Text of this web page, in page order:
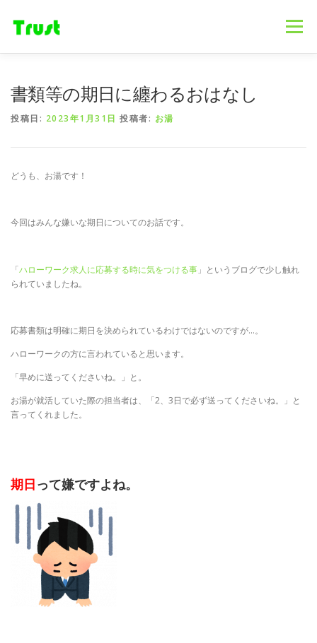
メニュー
書類等の期日に纏わるおはなし
投稿日: 2023年1月31日 投稿者: お湯
どうも、お湯です！
今回はみんな嫌いな期日についてのお話です。
「ハローワーク求人に応募する時に気をつける事 」というブログで少し触れ
られていましたね。
応募書類は明確に期日を決められているわけではないのですが…。
ハローワークの方に言われていると思います。
「早めに送ってくださいね。」と。
お湯が就活していた際の担当者は、「2、3日で必ず送ってくださいね。」と
言ってくれました。
期日 って嫌ですよね。